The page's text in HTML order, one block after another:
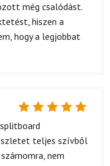
még csalódást.
hiszen a
hogy a legjobbat
Értékelés:
teljes szívből
nem